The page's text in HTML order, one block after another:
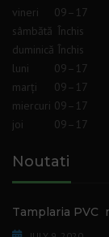
vineri
09–17
sâmbătă Închis
duminică Închis
luni
09–17
marți
09–17
miercuri 09–17
joi
09–17
Noutati
Tamplaria PVC